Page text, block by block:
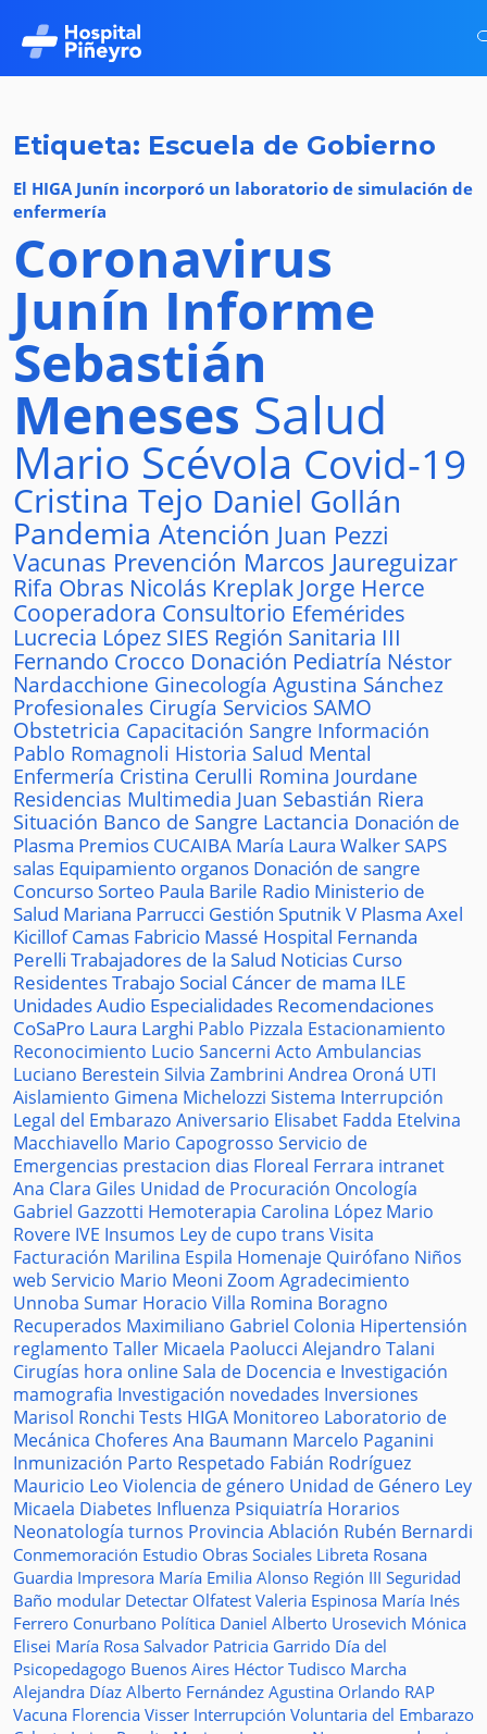
Etiqueta: Escuela de Gobierno
El HIGA Junín incorporó un laboratorio de simulación de
enfermería
Coronavirus
Junín Informe
Sebastián
Meneses Salud
Mario Scévola Covid-19
Cristina Tejo Daniel Gollán
Pandemia Atención Juan Pezzi
Vacunas Prevención Marcos Jaureguizar
Rifa Obras Nicolás Kreplak Jorge Herce
Cooperadora Consultorio Efemérides
Lucrecia López SIES Región Sanitaria III
Fernando Crocco Donación Pediatría Néstor
Nardacchione Ginecología Agustina Sánchez
Profesionales Cirugía Servicios SAMO
Obstetricia Capacitación Sangre Información
Pablo Romagnoli Historia Salud Mental
Enfermería Cristina Cerulli Romina Jourdane
Residencias Multimedia Juan Sebastián Riera
Situación Banco de Sangre Lactancia Donación de
Plasma Premios CUCAIBA María Laura WalkerSAPS
salas Equipamiento organos Donación de sangre
ConcursoSorteo Paula Barile Radio Ministerio de
Salud Mariana Parrucci Gestión Sputnik V Plasma Axel
KicillofCamas Fabricio Massé Hospital Fernanda
Perelli Trabajadores de la Salud Noticias Curso
ResidentesTrabajo Social Cáncer de mama ILE
UnidadesAudio Especialidades Recomendaciones
CoSaPro Laura Larghi Pablo Pizzala Estacionamiento
Reconocimiento Lucio Sancerni Acto Ambulancias
Luciano Berestein Silvia Zambrini Andrea Oroná UTI
Aislamiento Gimena Michelozzi Sistema Interrupción
Legal del Embarazo Aniversario Elisabet Fadda Etelvina
Macchiavello Mario Capogrosso Servicio de
Emergencias prestacion dias Floreal Ferrara intranet
Ana Clara Giles Unidad de Procuración Oncología
Gabriel Gazzotti Hemoterapia Carolina López Mario
Rovere IVE Insumos Ley de cupo trans Visita
Facturación Marilina Espila Homenaje Quirófano Niños
web Servicio Mario Meoni Zoom Agradecimiento
Unnoba Sumar Horacio Villa Romina Boragno
Recuperados Maximiliano Gabriel Colonia Hipertensión
reglamento Taller Micaela Paolucci Alejandro Talani
Cirugías hora onlineSala de Docencia e Investigación
mamografia Investigación novedades Inversiones
Marisol Ronchi Tests HIGA Monitoreo Laboratorio de
Mecánica Choferes Ana Baumann Marcelo Paganini
Inmunización Parto Respetado Fabián Rodríguez
Mauricio Leo Violencia de género Unidad de Género Ley
Micaela Diabetes Influenza Psiquiatría Horarios
Neonatología turnos Provincia Ablación Rubén Bernardi
Conmemoración Estudio Obras Sociales Libreta Rosana
Guardia Impresora María Emilia Alonso Región III Seguridad
Baño modular Detectar Olfatest Valeria Espinosa María Inés
Ferrero Conurbano Política Daniel Alberto Urosevich Mónica
Elisei María Rosa Salvador Patricia Garrido Día del
Psicopedagogo Buenos Aires Héctor Tudisco Marcha
Alejandra Díaz Alberto Fernández Agustina Orlando RAP
Vacuna Florencia Visser Interrupción Voluntaria del Embarazo